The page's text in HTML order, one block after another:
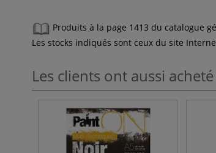
Produits à la page 1413 du catalogue
Les stocks indiqués sont ceux du site
Les clients ont aussi